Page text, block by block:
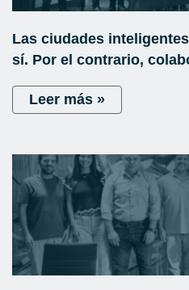
Las ciudades
sí. Por el contrario,
Leer más »